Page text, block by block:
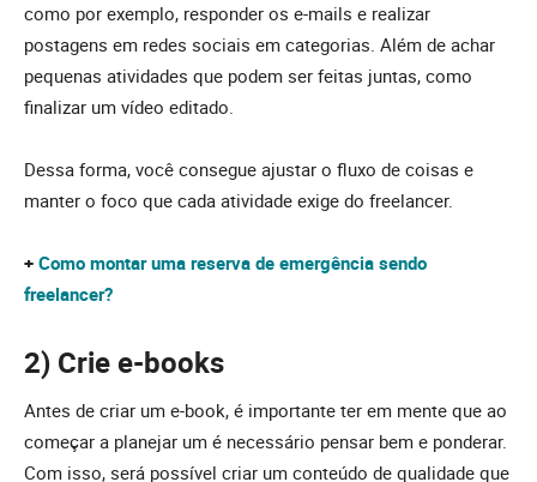
como por exemplo, responder os e-mails e realizar
postagens em redes sociais em categorias. Além de achar
pequenas atividades que podem ser feitas juntas, como
finalizar um vídeo editado.
Dessa forma, você consegue ajustar o fluxo de coisas e
manter o foco que cada atividade exige do freelancer.
+ Como montar uma reserva de emergência sendo
freelancer?
2) Crie e-books
Antes de criar um e-book, é importante ter em mente que ao
começar a planejar um é necessário pensar bem e ponderar.
Com isso, será possível criar um conteúdo de qualidade que